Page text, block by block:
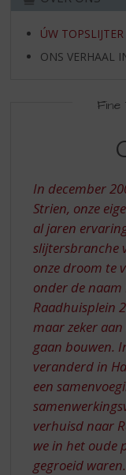
ÚW TOPSLIJTER
ONS VERHAAL
Fine
In december
Strien, onze
al jaren
slijtersbranche
onze droom te
onder de naam
Raadhuisplein
maar zeker
gaan bouwen.
veranderd in
een
verhuisd naar
we in het oude
gegroeid waren.